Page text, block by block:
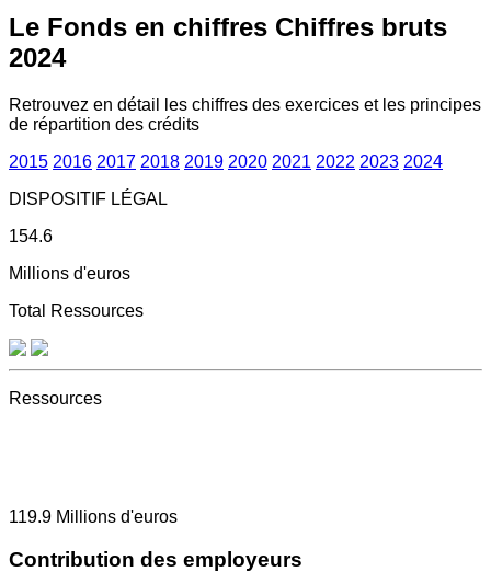
Le Fonds en chiffres Chiffres bruts
2024
Retrouvez en détail les chiffres des exercices et les principes
de répartition des crédits
2015 2016 2017 2018 2019 2020 2021 2022 2023 2024
DISPOSITIF LÉGAL
154.6
Millions d'euros
Total Ressources
Ressources
119.9 Millions d'euros
Contribution des employeurs